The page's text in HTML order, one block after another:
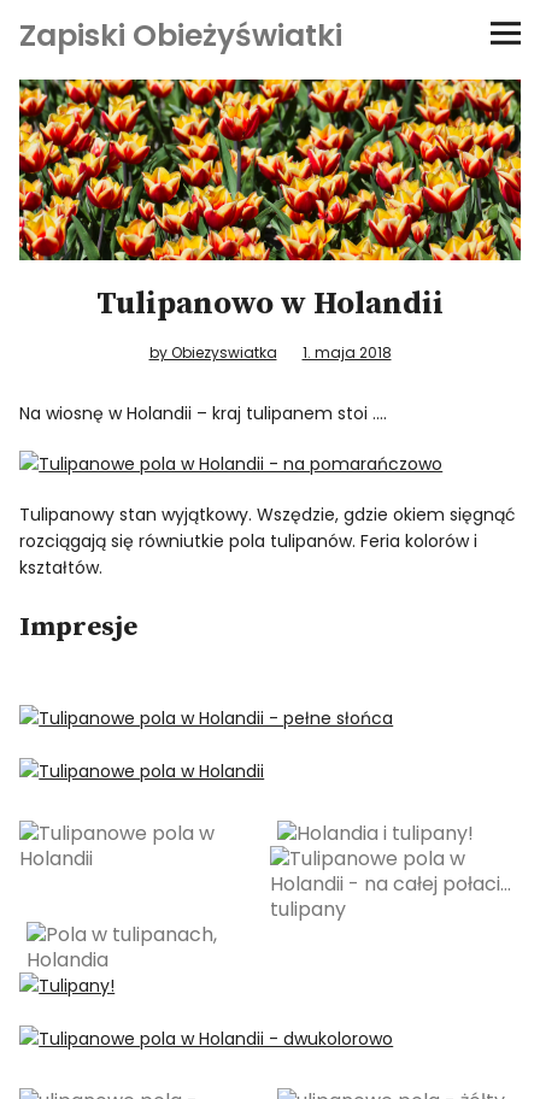
Zapiski Obieżyświatki
Podróże
Kultura i sztuka
Kątem oka
O-fiszki
Niezwyczajne ściany
Dom na kółkach
Tulipanowo w Holandii
by Obiezyswiatka 1. maja 2018
Na wiosnę w Holandii – kraj tulipanem stoi ….
Tulipanowy stan wyjątkowy. Wszędzie, gdzie okiem sięgnąć
rozciągają się równiutkie pola tulipanów. Feria kolorów i
kształtów.
Impresje